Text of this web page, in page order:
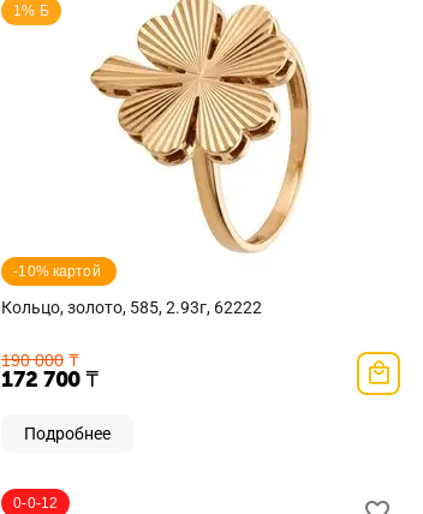
1% Б
-10% картой
Кольцо, золото, 585, 2.93г, 62222
190 000 ₸
172 700₸
Подробнее
0-0-12